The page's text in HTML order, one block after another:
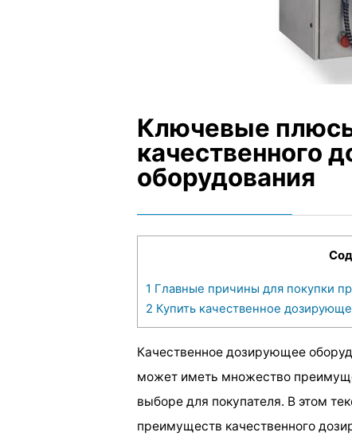
Ключевые
качественного
оборудования
1 Главные причины для покупки
2 Купить качественное
Качественное дозирующее
может иметь множество
выборе для покупателя. В этом
преимуществ качественного